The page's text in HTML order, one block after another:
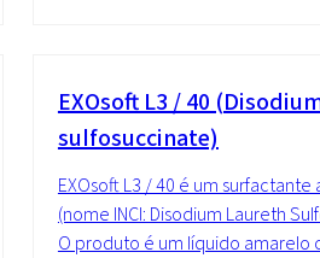
EXOsoft L3 / 40
sulfosuccinate)
EXOsoft L3 / 40 é um surfactante
(nome INCI: Disodium Laureth
O produto é um líquido amarelo